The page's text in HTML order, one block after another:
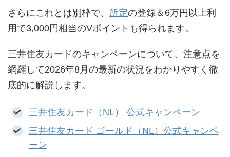
さらにこれとは別枠で、 所定の登録＆6万円以上利
用で3,000円相当のVポイントも得られます。
三井住友カードのキャンペーンについて、注意点を
網羅して2026年8月の最新の状況をわかりやすく徹
底的に解説します。
三井住友カード（NL） 公式キャンペーン
三井住友カード ゴールド（NL）公式キャンペ
ーン